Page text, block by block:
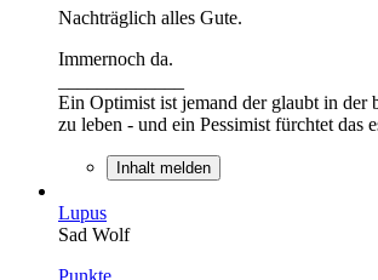
Nachträglich alles Gute.
Immernoch da.
Ein Optimist ist jemand der glaubt in der
zu leben - und ein Pessimist fürchtet das
Inhalt melden
Lupus
Sad Wolf
Punkte